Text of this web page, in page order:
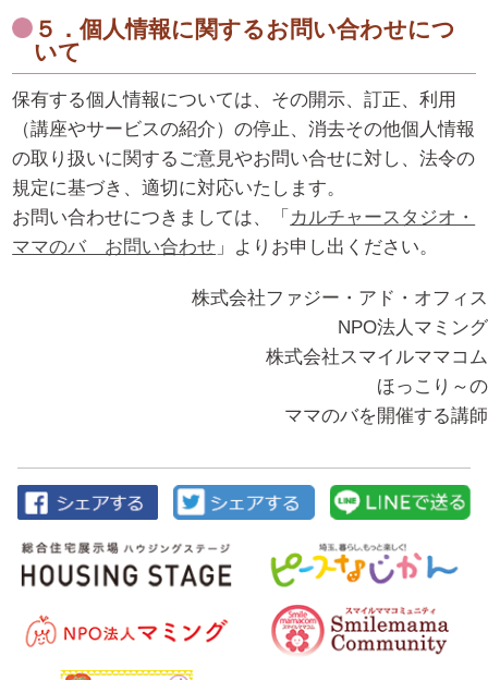
５．個人情報に関するお問い合わせにつ
いて
保有する個人情報については、その開示、訂正、利用
（講座やサービスの紹介）の停止、消去その他個人情報
の取り扱いに関するご意見やお問い合せに対し、法令の
規定に基づき、適切に対応いたします。
お問い合わせにつきましては、「 カルチャースタジオ・
ママのバ お問い合わせ 」よりお申し出ください。
株式会社ファジー・アド・オフィス
NPO法人マミング
株式会社スマイルママコム
ほっこり～の
ママのバを開催する講師